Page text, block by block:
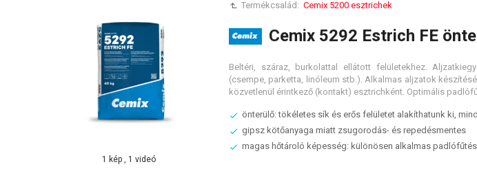
Termékcsalád: Cemix 5200 esztrichek
Cemix 5292 Estrich FE
1 kép , 1 videó
Beltéri, száraz, burkolattal ellátott felületekhez.
(csempe, parketta, linóleum stb.). Alkalmas aljzatok
közvetlenül érintkező (kontakt) esztrichként. Optimális
önterülő: tökéletes sík és erős felületet alakíthatunk ki,
gipsz kötőanyaga miatt zsugorodás- és repedésmentes
magas hőtároló képesség: különösen alkalmas